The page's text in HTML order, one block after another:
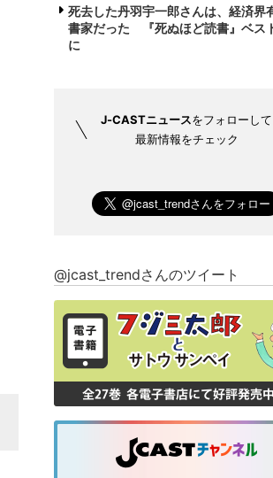
死去した丹羽宇一郎さんは、経済界
書家だった 『死ぬほど読書』ベス
に
J-CASTニュースをフォローして
最新情報をチェック
@jcast_trendさんのツイート